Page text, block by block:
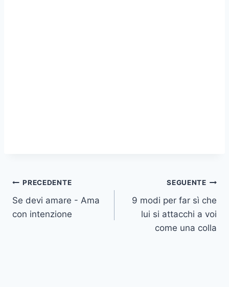
Navigazione
articoli
PRECEDENTE
Se devi amare - Ama
con intenzione
SEGUENTE
9 modi per far sì che
lui si attacchi a voi
come una colla